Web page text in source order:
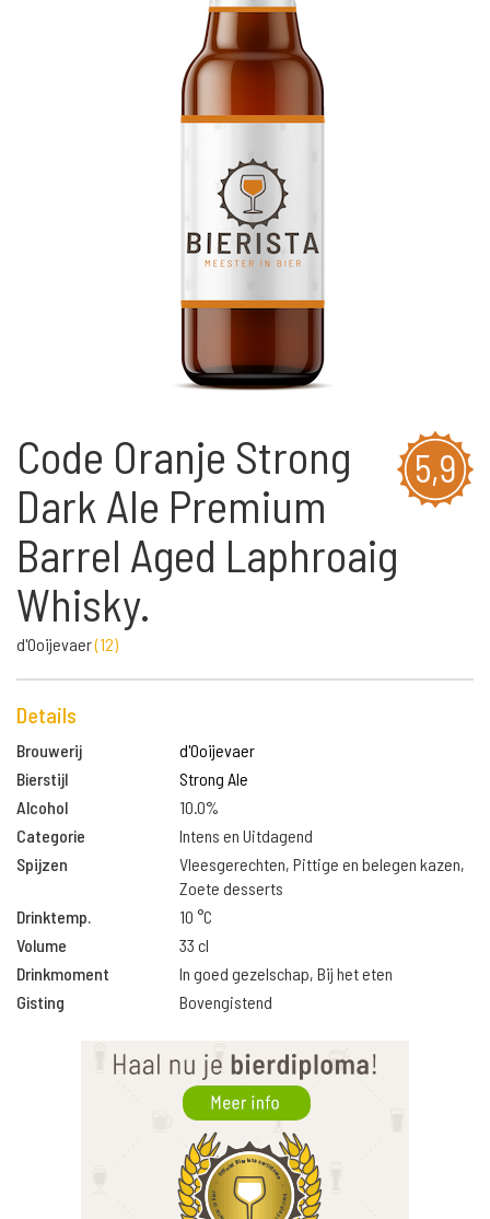
5,9
Code Oranje Strong
Dark Ale Premium
Barrel Aged Laphroaig
Whisky.
d'Ooijevaer(12)
Details
Brouwerij
d'Ooijevaer
Bierstijl
Strong Ale
Alcohol
10.0%
Categorie
Intens en Uitdagend
Spijzen
Vleesgerechten, Pittige en belegen kazen,
Zoete desserts
Drinktemp.
10 °C
Volume
33 cl
Drinkmoment
In goed gezelschap, Bij het eten
Gisting
Bovengistend